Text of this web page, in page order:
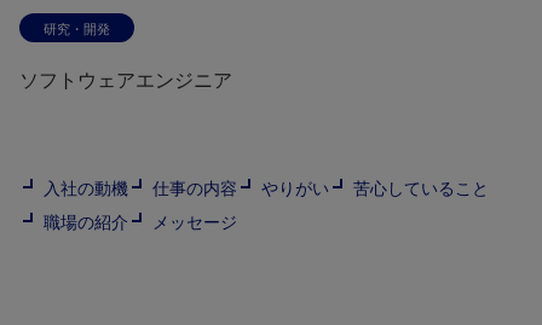
研究・開発
ソフトウェアエンジニア
入社の動機 仕事の内容 やりがい
苦心していること
職場の紹介
メッセージ